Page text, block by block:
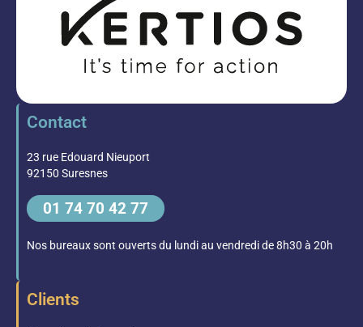
Contact
23 rue Edouard Nieuport
92150 Suresnes
01 74 70 42 77
Nos bureaux sont ouverts du lundi au vendredi de 8h30 à 20h
Clients